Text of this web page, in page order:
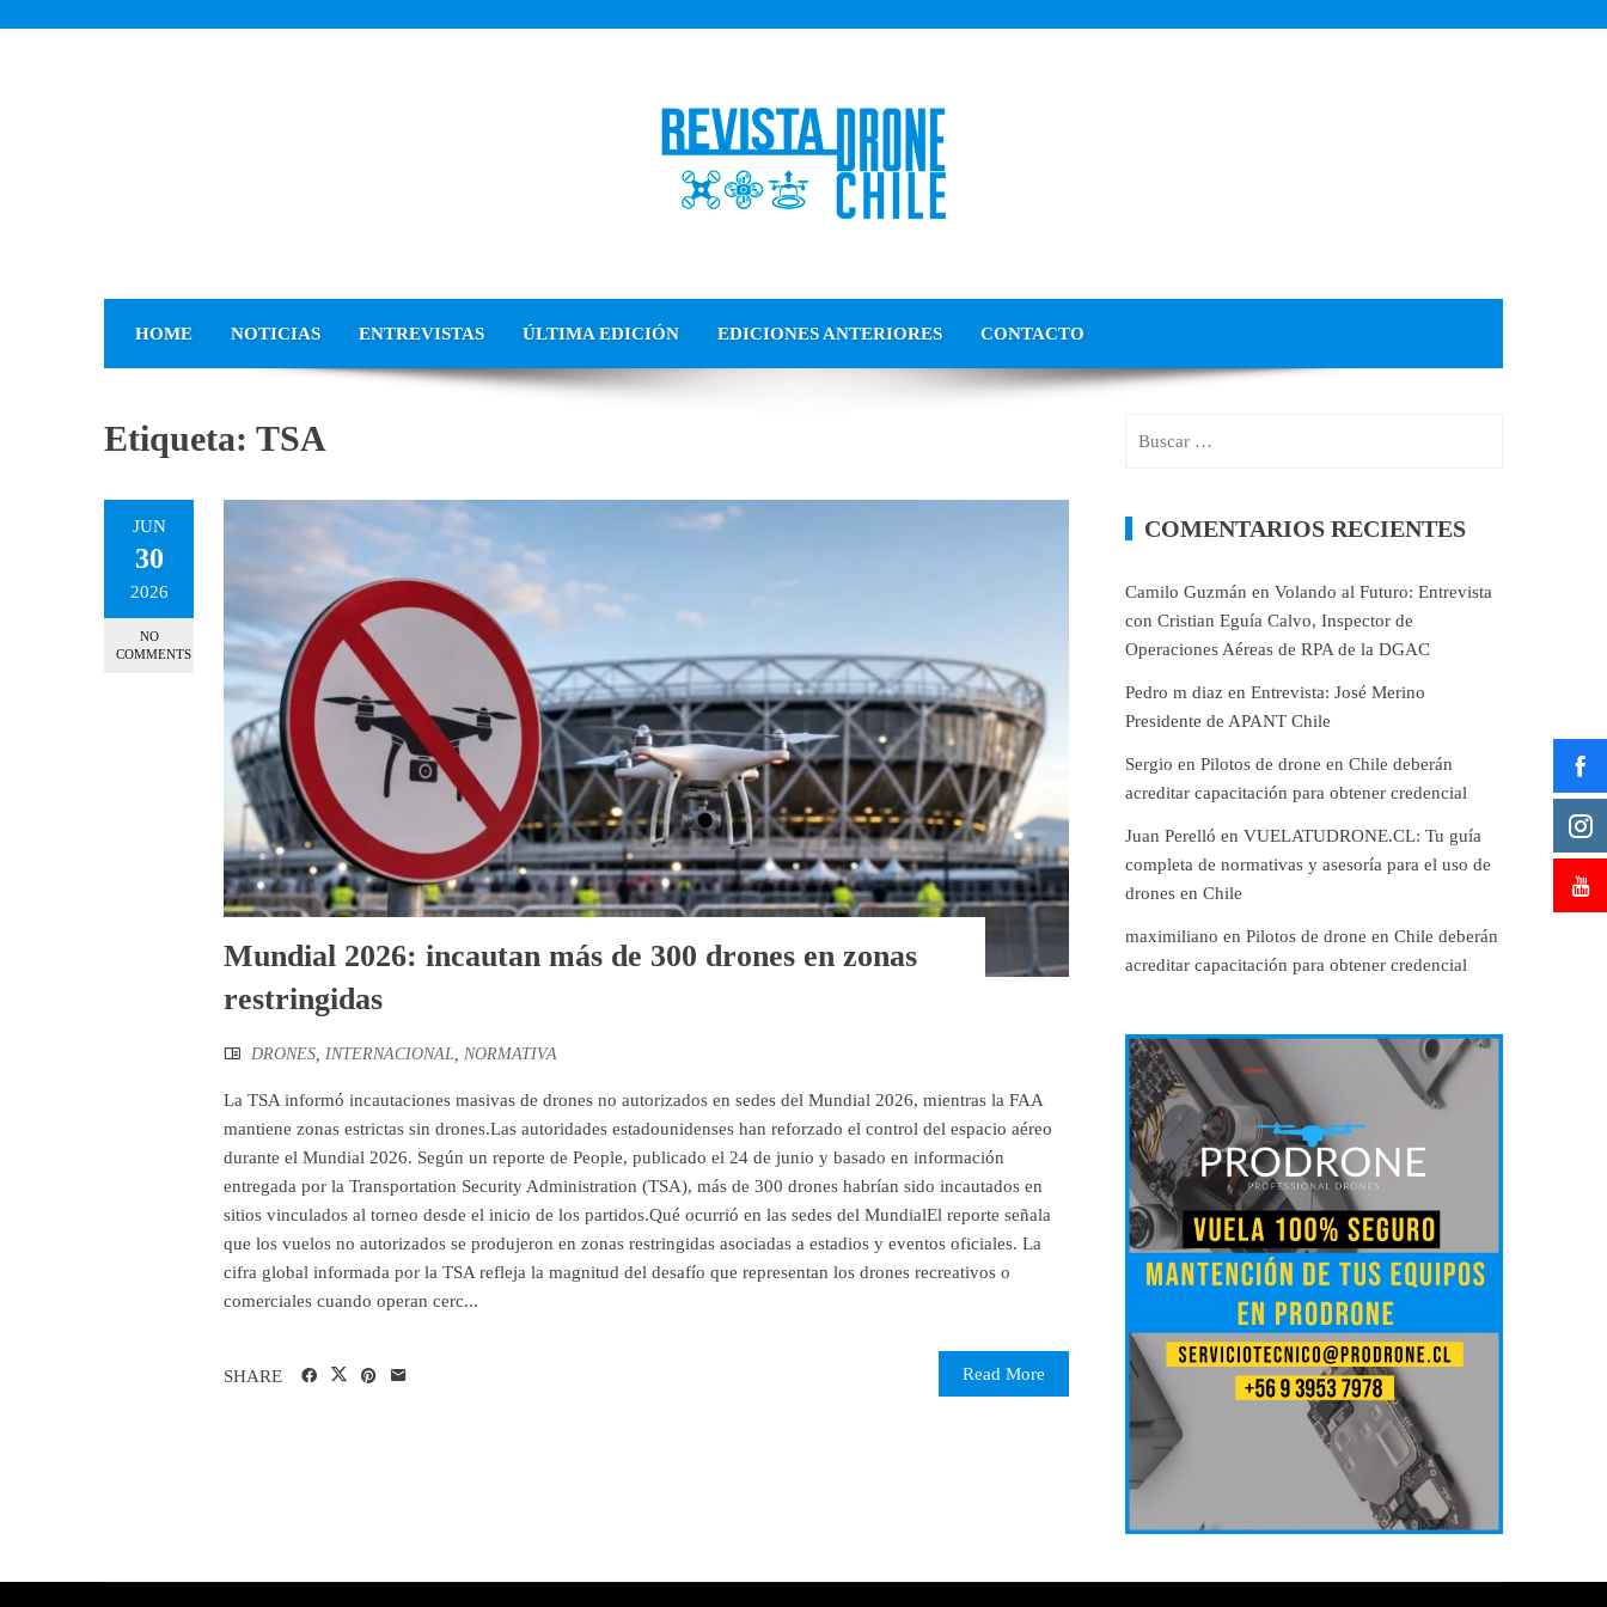
HOME NOTICIAS ENTREVISTAS ÚLTIMA EDICIÓN EDICIONES ANTERIORES CONTACTO
Etiqueta: TSA
JUN
30
2026
NO
COMMENTS
Mundial 2026: incautan más de 300 drones en zonas
restringidas
DRONES INTERNACIONAL NORMATIVA
La TSA informó incautaciones masivas de drones no autorizados en sedes del Mundial 2026, mientras la FAA
mantiene zonas estrictas sin drones.Las autoridades estadounidenses han reforzado el control del espacio aéreo
durante el Mundial 2026. Según un reporte de People, publicado el 24 de junio y basado en información
entregada por la Transportation Security Administration (TSA), más de 300 drones habrían sido incautados en
sitios vinculados al torneo desde el inicio de los partidos.Qué ocurrió en las sedes del MundialEl reporte señala
que los vuelos no autorizados se produjeron en zonas restringidas asociadas a estadios y eventos oficiales. La
cifra global informada por la TSA refleja la magnitud del desafío que representan los drones recreativos o
comerciales cuando operan cerc...
Read More
SHARE
COMENTARIOS RECIENTES
Camilo Guzmán enVolando al Futuro: Entrevista
con Cristian Eguía Calvo, Inspector de
Operaciones Aéreas de RPA de la DGAC
Pedro m diaz enEntrevista: José Merino
Presidente de APANT Chile
Sergio enPilotos de drone en Chile deberán
acreditar capacitación para obtener credencial
Juan Perelló enVUELATUDRONE.CL: Tu guía
completa de normativas y asesoría para el uso de
drones en Chile
maximiliano enPilotos de drone en Chile deberán
acreditar capacitación para obtener credencial